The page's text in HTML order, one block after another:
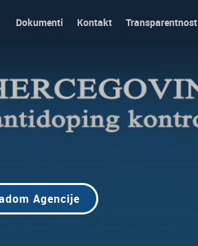
Dokumenti Kontakt Transparentnost
Agencije